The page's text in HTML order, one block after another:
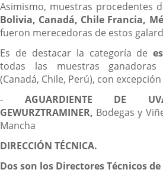
Asimismo, muestras procedentes
Bolivia, Canadá, Chile Francia,
fueron merecedoras de estos
Es de destacar la categoría de
todas las muestras ganadoras
(Canadá, Chile, Perú), con excepción
- AGUARDIENTE DE
GEWURZTRAMINER, Bodegas y
Mancha
DIRECCIÓN TÉCNICA.
Dos son los Directores Técnicos de